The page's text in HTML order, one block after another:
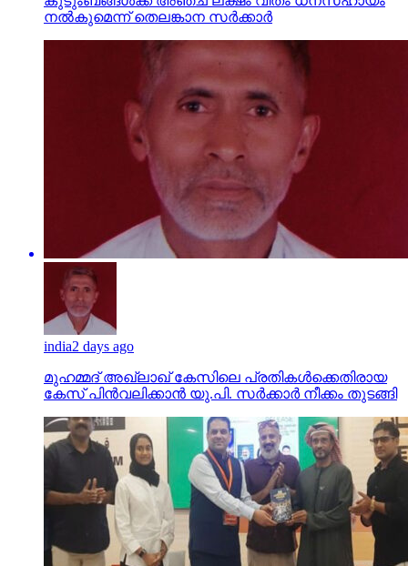
india2 days ago
മുഹമ്മദ് അഖ്‌ലാഖ് കേസിലെ പ്രതികള്‍ക്കെതിരായ